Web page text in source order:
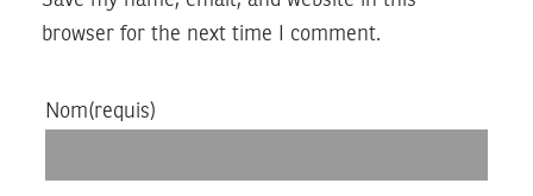
browser for the next time I comment.
Nom(requis)